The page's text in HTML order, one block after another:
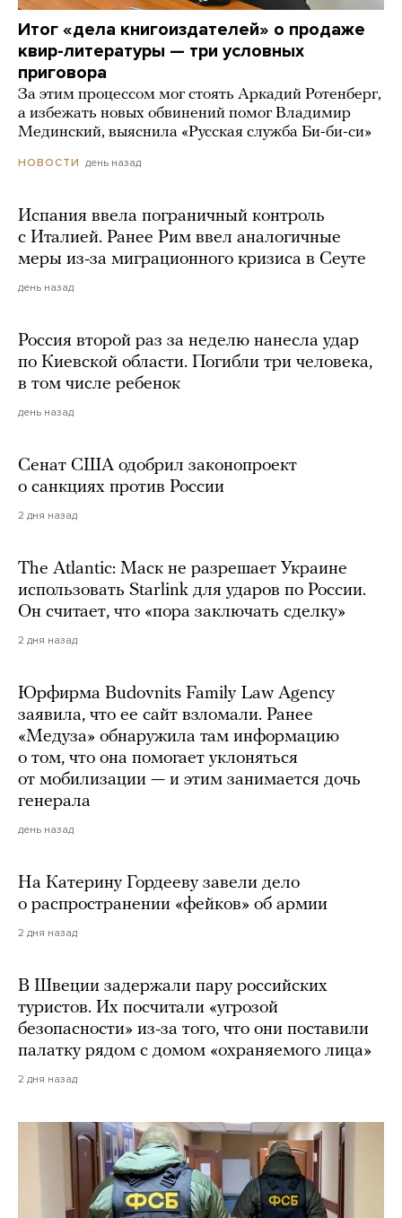
Итог «дела книгоиздателей» о продаже
квир-литературы — три условных
приговора
За этим процессом мог стоять Аркадий Ротенберг,
а избежать новых обвинений помог Владимир
Мединский, выяснила «Русская служба Би-би-си»
НОВОСТИ день назад
Испания ввела пограничный контроль
с Италией. Ранее Рим ввел аналогичные
меры из-за миграционного кризиса в Сеуте
день назад
Россия второй раз за неделю нанесла удар
по Киевской области. Погибли три человека,
в том числе ребенок
день назад
Сенат США одобрил законопроект
о санкциях против России
2 дня назад
The Atlantic: Маск не разрешает Украине
использовать Starlink для ударов по России.
Он считает, что «пора заключать сделку»
2 дня назад
Юрфирма Budovnits Family Law Agency
заявила, что ее сайт взломали. Ранее
«Медуза» обнаружила там информацию
о том, что она помогает уклоняться
от мобилизации — и этим занимается дочь
генерала
день назад
На Катерину Гордееву завели дело
о распространении «фейков» об армии
2 дня назад
В Швеции задержали пару российских
туристов. Их посчитали «угрозой
безопасности» из-за того, что они поставили
палатку рядом с домом «охраняемого лица»
2 дня назад